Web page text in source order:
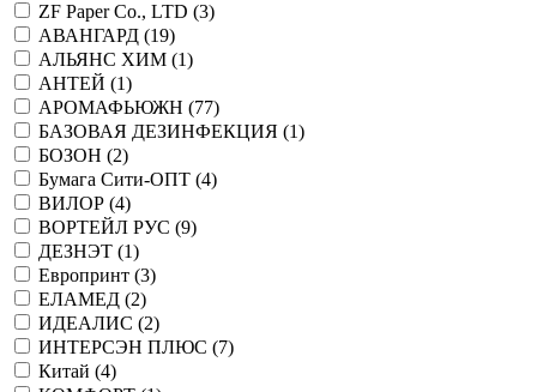
ZF Paper Co., LTD (3)
АВАНГАРД (19)
АЛЬЯНС ХИМ (1)
АНТЕЙ (1)
АРОМАФЬЮЖН (77)
БАЗОВАЯ ДЕЗИНФЕКЦИЯ (1)
БОЗОН (2)
Бумага Сити-ОПТ (4)
ВИЛОР (4)
ВОРТЕЙЛ РУС (9)
ДЕЗНЭТ (1)
Европринт (3)
ЕЛАМЕД (2)
ИДЕАЛИС (2)
ИНТЕРСЭН ПЛЮС (7)
Китай (4)